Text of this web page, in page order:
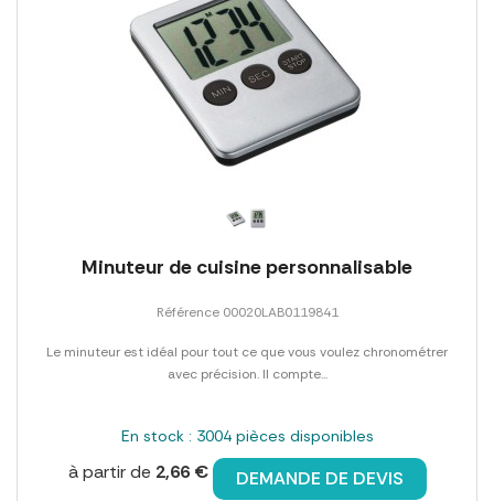
Minuteur de cuisine personnalisable
Référence 00020LAB0119841
Le minuteur est idéal pour tout ce que vous voulez chronométrer
avec précision. Il compte...
En stock : 3004 pièces disponibles
à partir de 2,66 € DEMANDE DE DEVIS